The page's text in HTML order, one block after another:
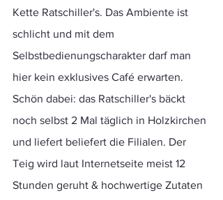
Kette Ratschiller's. Das Ambiente ist
schlicht und mit dem
Selbstbedienungscharakter darf man
hier kein exklusives Café erwarten.
Schön dabei: das Ratschiller's bäckt
noch selbst 2 Mal täglich in Holzkirchen
und liefert beliefert die Filialen. Der
Teig wird laut Internetseite meist 12
Stunden geruht & hochwertige Zutaten